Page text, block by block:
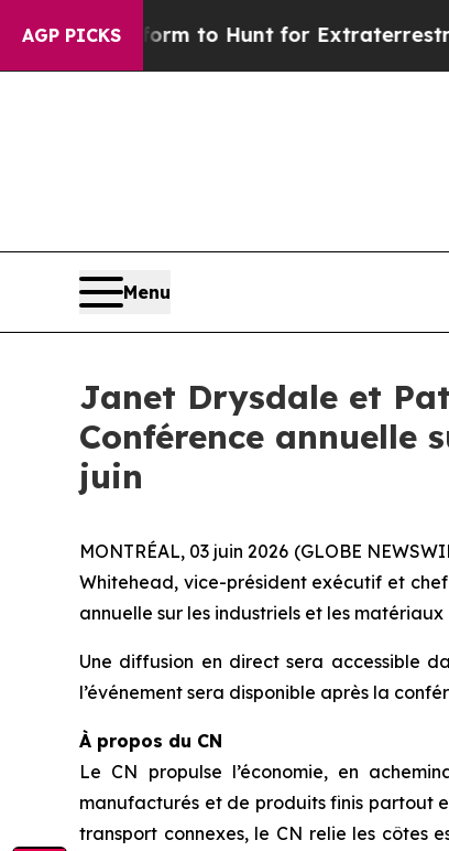
AGP PICKS
Lifeform to Hunt for Extraterrestrials
Menu
Janet Drysdale et
Conférence annuelle
juin
MONTRÉAL, 03 juin 2026 (GLOBE
Whitehead, vice-président exécutif et
annuelle sur les industriels et les matériaux
Une diffusion en direct sera accessible
l’événement sera disponible après la
À propos du CN
Le CN propulse l’économie, en
manufacturés et de produits finis partout
transport connexes, le CN relie les côtes